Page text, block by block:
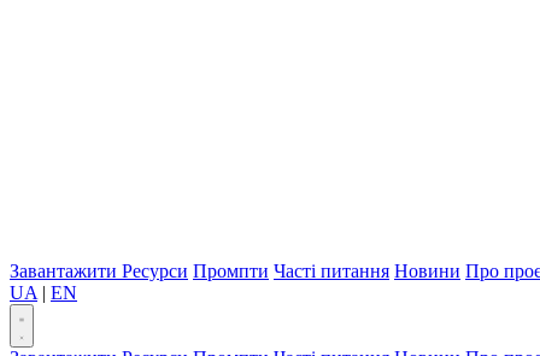
Завантажити Ресурси Промпти Часті питання Новини Про
UA | EN